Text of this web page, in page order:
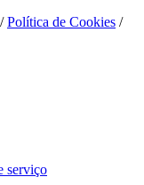
/Política de Cookies /
serviço